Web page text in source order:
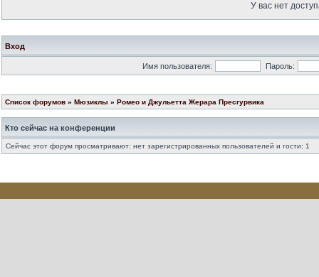
У вас нет
Вход
Имя пользователя: Пароль:
Список форумов » Мюзиклы » Ромео и Джульетта Жерара Пресгурвика
Кто сейчас на конференции
Сейчас этот форум просматривают: нет зарегистрированных пользователей и гости: 1